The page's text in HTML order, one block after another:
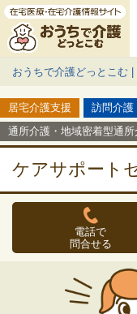
おうちで介護どっとこむ
居宅介護支援
訪問介護
通所介護・地域密着型通
ケアサポート
電話で
問合せる